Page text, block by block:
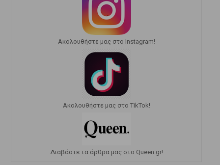
Ακολουθήστε μας στο Instagram!
Ακολουθήστε μας στο TikTok!
Διαβάστε τα άρθρα μας στο Queen.gr!